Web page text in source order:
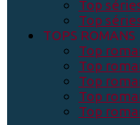
Top
Top
TOPS ROMANS
Top
Top
Top
Top
Top